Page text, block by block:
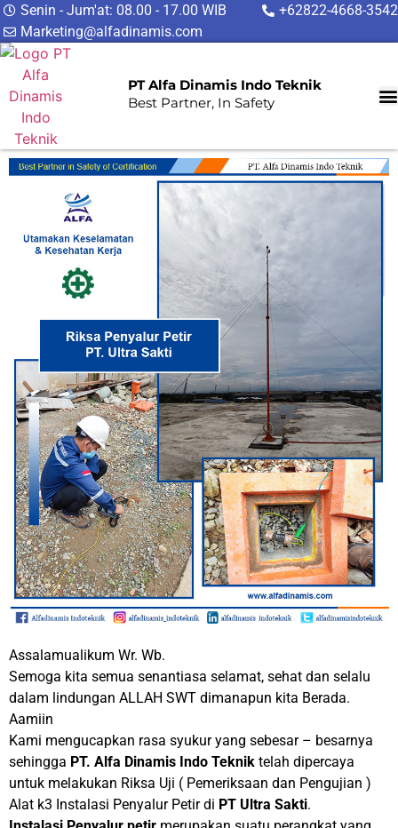
Senin - Jum'at: 08.00 - 17.00 WIB
+62822-4668-3542
Marketing@alfadinamis.com
PT Alfa Dinamis Indo Teknik
Best Partner, In Safety
Assalamualikum Wr. Wb.
Semoga kita semua senantiasa selamat, sehat dan selalu
dalam lindungan ALLAH SWT dimanapun kita Berada.
Aamiin
Kami mengucapkan rasa syukur yang sebesar – besarnya
sehingga PT. Alfa Dinamis Indo Teknik telah dipercaya
untuk melakukan Riksa Uji ( Pemeriksaan dan Pengujian )
Alat k3 Instalasi Penyalur Petir di PT Ultra Sakti.